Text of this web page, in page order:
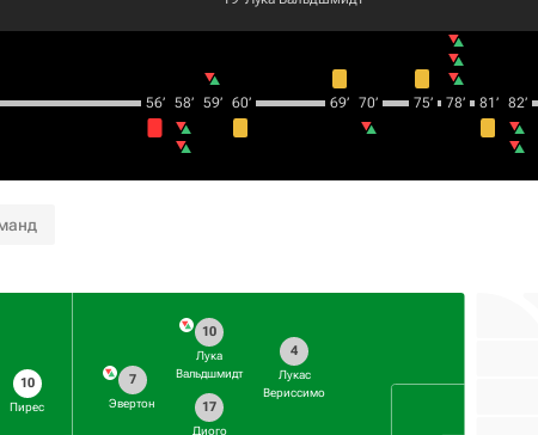
56‎’‎ 58‎’‎ 59‎’‎ 60‎’‎ 69‎’‎ 70‎’‎ 75‎’‎ 78‎’‎ 81‎’‎ 82‎’‎
10
Пирес
4
Лукас
Вериссимо
10
Лука
Вальдшмидт
17
Диого
7
Эвертон